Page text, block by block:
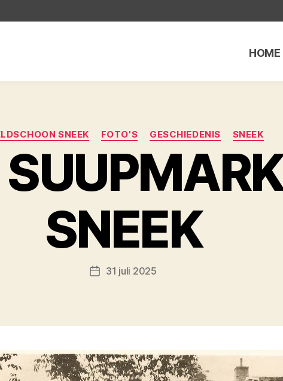
HOME
Categorieën
SNEEK FOTO'S GESCHIEDENIS SNEEK
SNEEK
Berichtdatum
31 juli 2025